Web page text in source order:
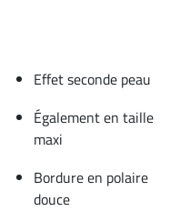
Effet seconde peau
Également en taille
maxi
Bordure en polaire
douce